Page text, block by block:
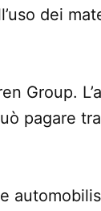
dei
Group.
pagare